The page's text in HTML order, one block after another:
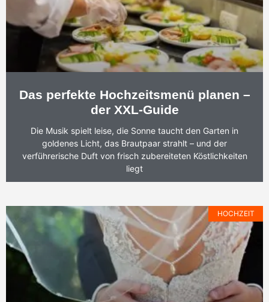
Das perfekte Hochzeitsmenü planen –
der XXL-Guide
Die Musik spielt leise, die Sonne taucht den Garten in
goldenes Licht, das Brautpaar strahlt – und der
verführerische Duft von frisch zubereiteten Köstlichkeiten
liegt
HOCHZEIT